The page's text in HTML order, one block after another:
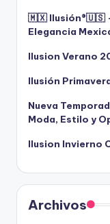
🇲🇽 Ilusión®️🇺🇸
Elegancia
Ilusion Verano
Ilusión
Nueva
Moda, Estilo y
Ilusion Invierno
Archivos